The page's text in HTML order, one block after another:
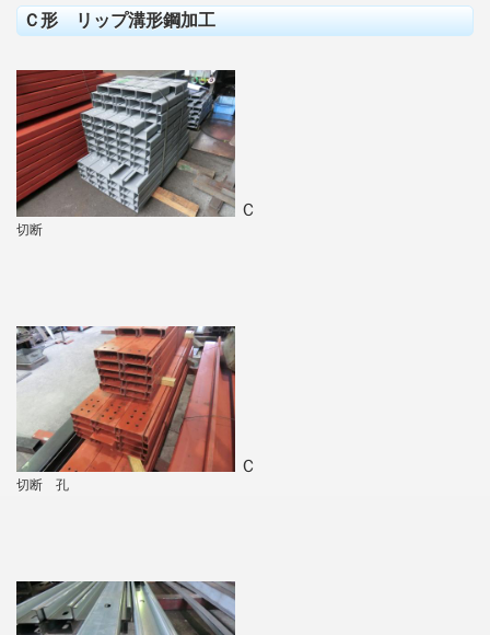
Ｃ形 リップ溝形鋼加工
Ｃ
切断
Ｃ
切断 孔